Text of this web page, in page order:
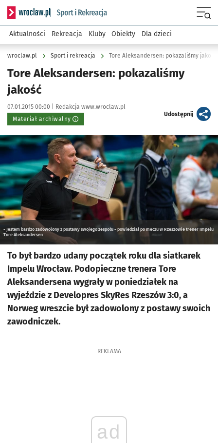
Serwis informacyjny wroclaw.pl podserwis: Sport i rekreacja
Aktualności Rekreacja Kluby Obiekty Dla dzieci
wroclaw.pl Sport i rekreacja Tore Aleksandersen: pokazaliśmy jakość
Tore Aleksandersen: pokazaliśmy
jakość
Data publikacji:
07.01.2015 00:00 | Autor:
Redakcja www.wroclaw.pl
Materiał archiwalny
Udostępnijartykuł
Kliknij, aby powiększyć
- Jestem bardzo zadowolony z postawy swojego zespołu - powiedział po meczu w Rzeszowie trener Impelu
Tore Aleksandersen
To był bardzo udany początek roku dla siatkarek
Impelu Wrocław. Podopieczne trenera Tore
Aleksandersena wygrały w poniedziałek na
wyjeździe z Developres SkyRes Rzeszów 3:0, a
Norweg wreszcie był zadowolony z postawy swoich
zawodniczek.
REKLAMA
ad